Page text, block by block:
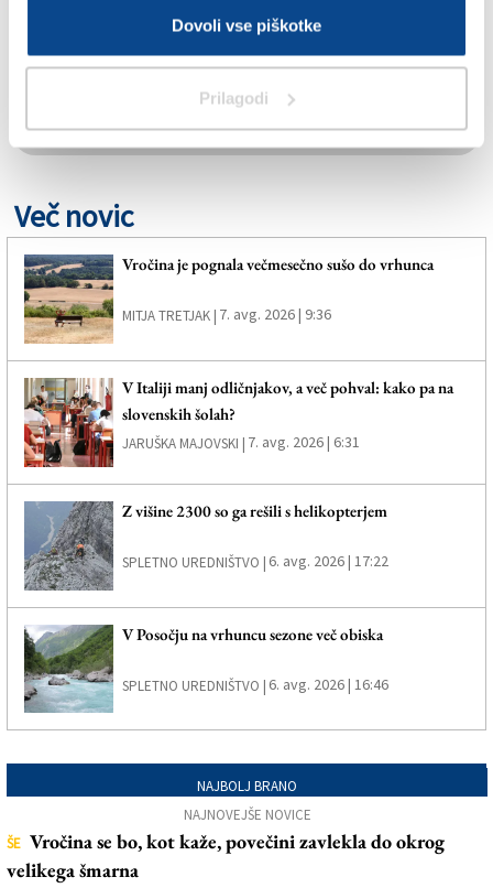
Dovoli vse piškotke
Prilagodi
KRONIKA
TRŽAŠKI ZALIV
Več novic
Vročina je pognala večmesečno sušo do vrhunca
MITJA TRETJAK | 7. avg. 2026 | 9:36
V Italiji manj odličnjakov, a več pohval: kako pa na
slovenskih šolah?
JARUŠKA MAJOVSKI | 7. avg. 2026 | 6:31
Z višine 2300 so ga rešili s helikopterjem
SPLETNO UREDNIŠTVO | 6. avg. 2026 | 17:22
V Posočju na vrhuncu sezone več obiska
SPLETNO UREDNIŠTVO | 6. avg. 2026 | 16:46
NAJBOLJ BRANO
NAJNOVEJŠE NOVICE
ŠE Vročina se bo, kot kaže, povečini zavlekla do okrog
velikega šmarna